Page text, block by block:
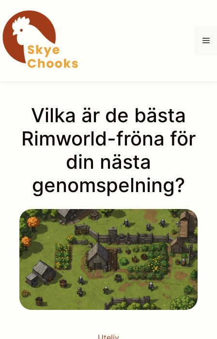
innehåll
Vilka är de bästa
Rimworld-fröna för
din nästa
genomspelning?